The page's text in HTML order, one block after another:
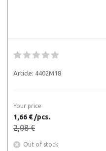
Article: 4402M18
Your price
1,66 € /pcs.
2,08 €
Out of stock